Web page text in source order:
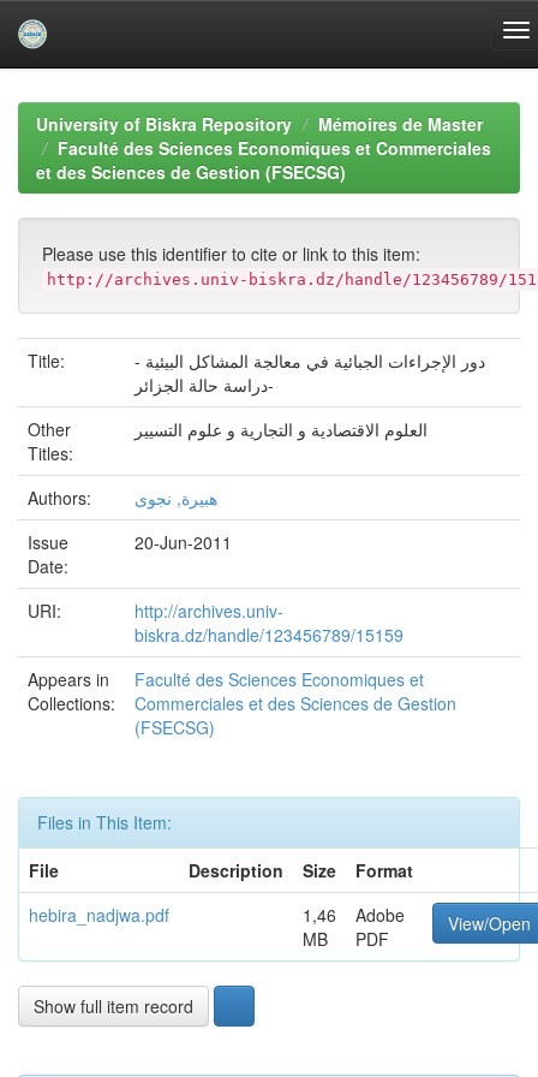
navigationUniversity of Biskra Repository
Mémoires de Master
Faculté des Sciences Economiques et Commerciales
et des Sciences de Gestion (FSECSG)
Please use this identifier to cite or link to this item:
http://archives.univ-biskra.dz/handle/123456789/
Title:
دور الإجراءات الجبائية في معالجة المشاكل البيئية -
دراسة حالة الجزائر-
Other
Titles:
العلوم الاقتصادية و التجارية و علوم التسيير
Authors:
هبيرة, نجوى
Issue
Date:
20-Jun-2011
URI:
http://archives.univ-
biskra.dz/handle/123456789/15159
Appears in
Collections:
Faculté des Sciences Economiques et
Commerciales et des Sciences de Gestion
(FSECSG)
Files in This Item:
File
Description Size
Format
hebira_nadjwa.pdf
1,46
MB
Adobe
PDF
View/Open
Show full item record